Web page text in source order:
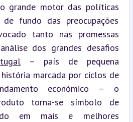
grande motor das políticas
fundo das preocupações
tanto nas promessas
dos grandes desafios
– país de pequena
marcada por ciclos de
económico – o
torna-se símbolo de
em mais e melhores